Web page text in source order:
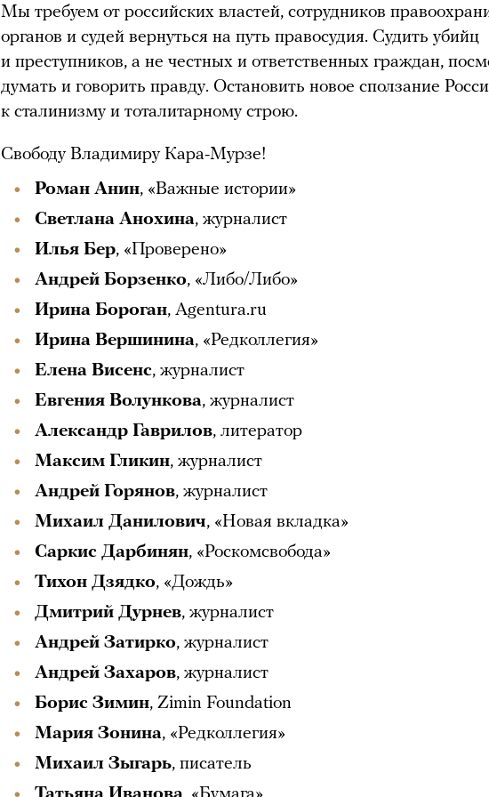
Мы требуем от российских властей, сотрудников
органов и судей вернуться на путь правосудия. Судить убийц
и преступников, а не честных и ответственных граждан,
думать и говорить правду. Остановить новое сползание
к сталинизму и тоталитарному строю.
Свободу Владимиру Кара-Мурзе!
Роман Анин, «Важные истории»
Светлана Анохина, журналист
Илья Бер, «Проверено»
Андрей Борзенко, «Либо/Либо»
Ирина Бороган, Agentura.ru
Ирина Вершинина, «Редколлегия»
Елена Висенс, журналист
Евгения Волункова, журналист
Александр Гаврилов, литератор
Максим Гликин, журналист
Андрей Горянов, журналист
Михаил Данилович, «Новая вкладка»
Саркис Дарбинян, «Роскомсвобода»
Тихон Дзядко, «Дождь»
Дмитрий Дурнев, журналист
Андрей Затирко, журналист
Андрей Захаров, журналист
Борис Зимин, Zimin Foundation
Мария Зонина, «Редколлегия»
Михаил Зыгарь, писатель